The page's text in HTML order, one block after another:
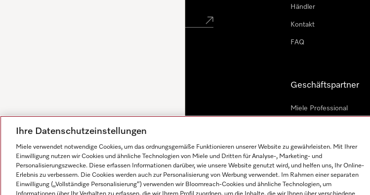
Antworten werden von KI generiert. Unser Assistent hilft
Händler
Kontakt
FAQ
Geschäftspartner
Miele Professional
Miele Marine
Architekten und Bauträger
Ihre Datenschutzeinstellungen
Miele verwendet notwendige Cookies, um das ordnungsgemäße Funktionieren unserer Website zu gewährleisten. Mit Ihrer
Einwilligung nutzen wir Cookies und ähnliche Technologien von Miele und Dritten für Analyse-, Marketing- und
Personalisierungszwecke. Diese erfassen Informationen darüber, wie unsere Website genutzt wird, und helfen uns, Ihr Online-
Erlebnis zu verbessern. Die Cookies werden auch zur Personalisierung von Werbung verwendet. Im Rahmen einer separaten
Einwilligung („Vollständige Personalisierung“) verwenden wir Bloomreach-Cookies und ähnliche Technologien, um